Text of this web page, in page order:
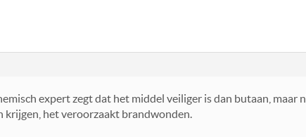
expert zegt dat het middel veiliger is dan butaan,
krijgen, het veroorzaakt brandwonden.